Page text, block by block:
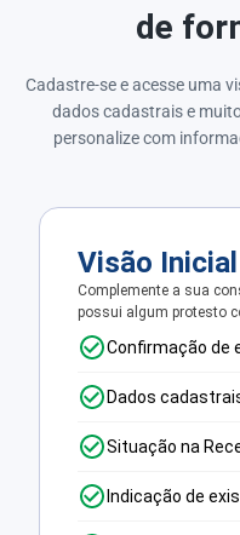
de
Cadastre-se e acesse uma
dados cadastrais e
personalize com
Visão Inicial
Complemente a sua
possui algum protesto
Confirmação de
Dados
Situação na
Indicação de